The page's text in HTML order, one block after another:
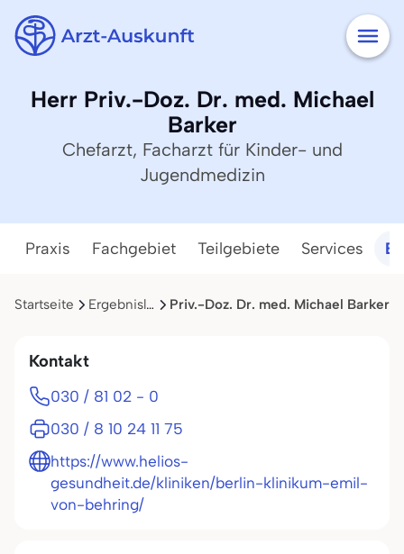
Herr Priv.-Doz. Dr. med. Michael
Barker
Chefarzt, Facharzt für Kinder- und
Jugendmedizin
Praxis Fachgebiet Teilgebiete Services
Startseite Ergebnisliste Priv.-Doz. Dr. med. Michael Barker
Kontakt
030 / 81 02 - 0
030 / 8 10 24 11 75
https://www.helios-
gesundheit.de/kliniken/berlin-klinikum-emil-
von-behring/